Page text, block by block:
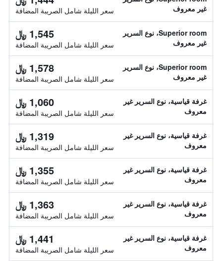
غير معروف
سعر الليلة شامل الصريبة المضافة
Superior room، نوع السرير
غير معروف
1,545 ﷼
سعر الليلة شامل الصريبة المضافة
Superior room، نوع السرير
غير معروف
1,578 ﷼
سعر الليلة شامل الصريبة المضافة
غرفة قياسية، نوع السرير غير
معروف
1,060 ﷼
سعر الليلة شامل الصريبة المضافة
غرفة قياسية، نوع السرير غير
معروف
1,319 ﷼
سعر الليلة شامل الصريبة المضافة
غرفة قياسية، نوع السرير غير
معروف
1,355 ﷼
سعر الليلة شامل الصريبة المضافة
غرفة قياسية، نوع السرير غير
معروف
1,363 ﷼
سعر الليلة شامل الصريبة المضافة
غرفة قياسية، نوع السرير غير
معروف
1,441 ﷼
سعر الليلة شامل الصريبة المضافة